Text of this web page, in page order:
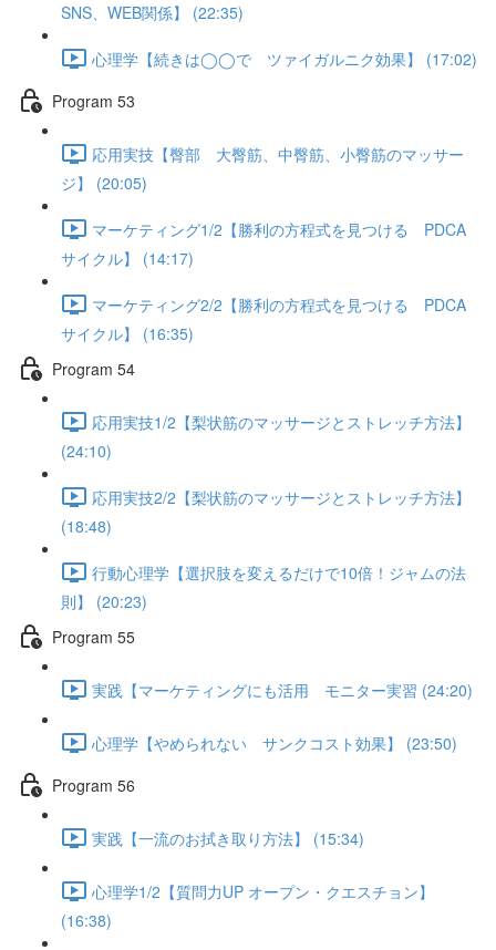
SNS、WEB関係】 (22:35)
心理学【続きは◯◯で ツァイガルニク効果】 (17:02)
Program 53
応用実技【臀部 大臀筋、中臀筋、小臀筋のマッサー
ジ】 (20:05)
マーケティング1/2【勝利の方程式を見つける PDCA
サイクル】 (14:17)
マーケティング2/2【勝利の方程式を見つける PDCA
サイクル】 (16:35)
Program 54
応用実技1/2【梨状筋のマッサージとストレッチ方法】
(24:10)
応用実技2/2【梨状筋のマッサージとストレッチ方法】
(18:48)
行動心理学【選択肢を変えるだけで10倍！ジャムの法
則】 (20:23)
Program 55
実践【マーケティングにも活用 モニター実習 (24:20)
心理学【やめられない サンクコスト効果】 (23:50)
Program 56
実践【一流のお拭き取り方法】 (15:34)
心理学1/2【質問力UP オープン・クエスチョン】
(16:38)